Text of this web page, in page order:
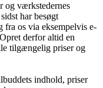
og værkstedernes
har besøgt
fra os via eksempelvis e-
derfor altid en
tilgængelig priser og
indhold, priser